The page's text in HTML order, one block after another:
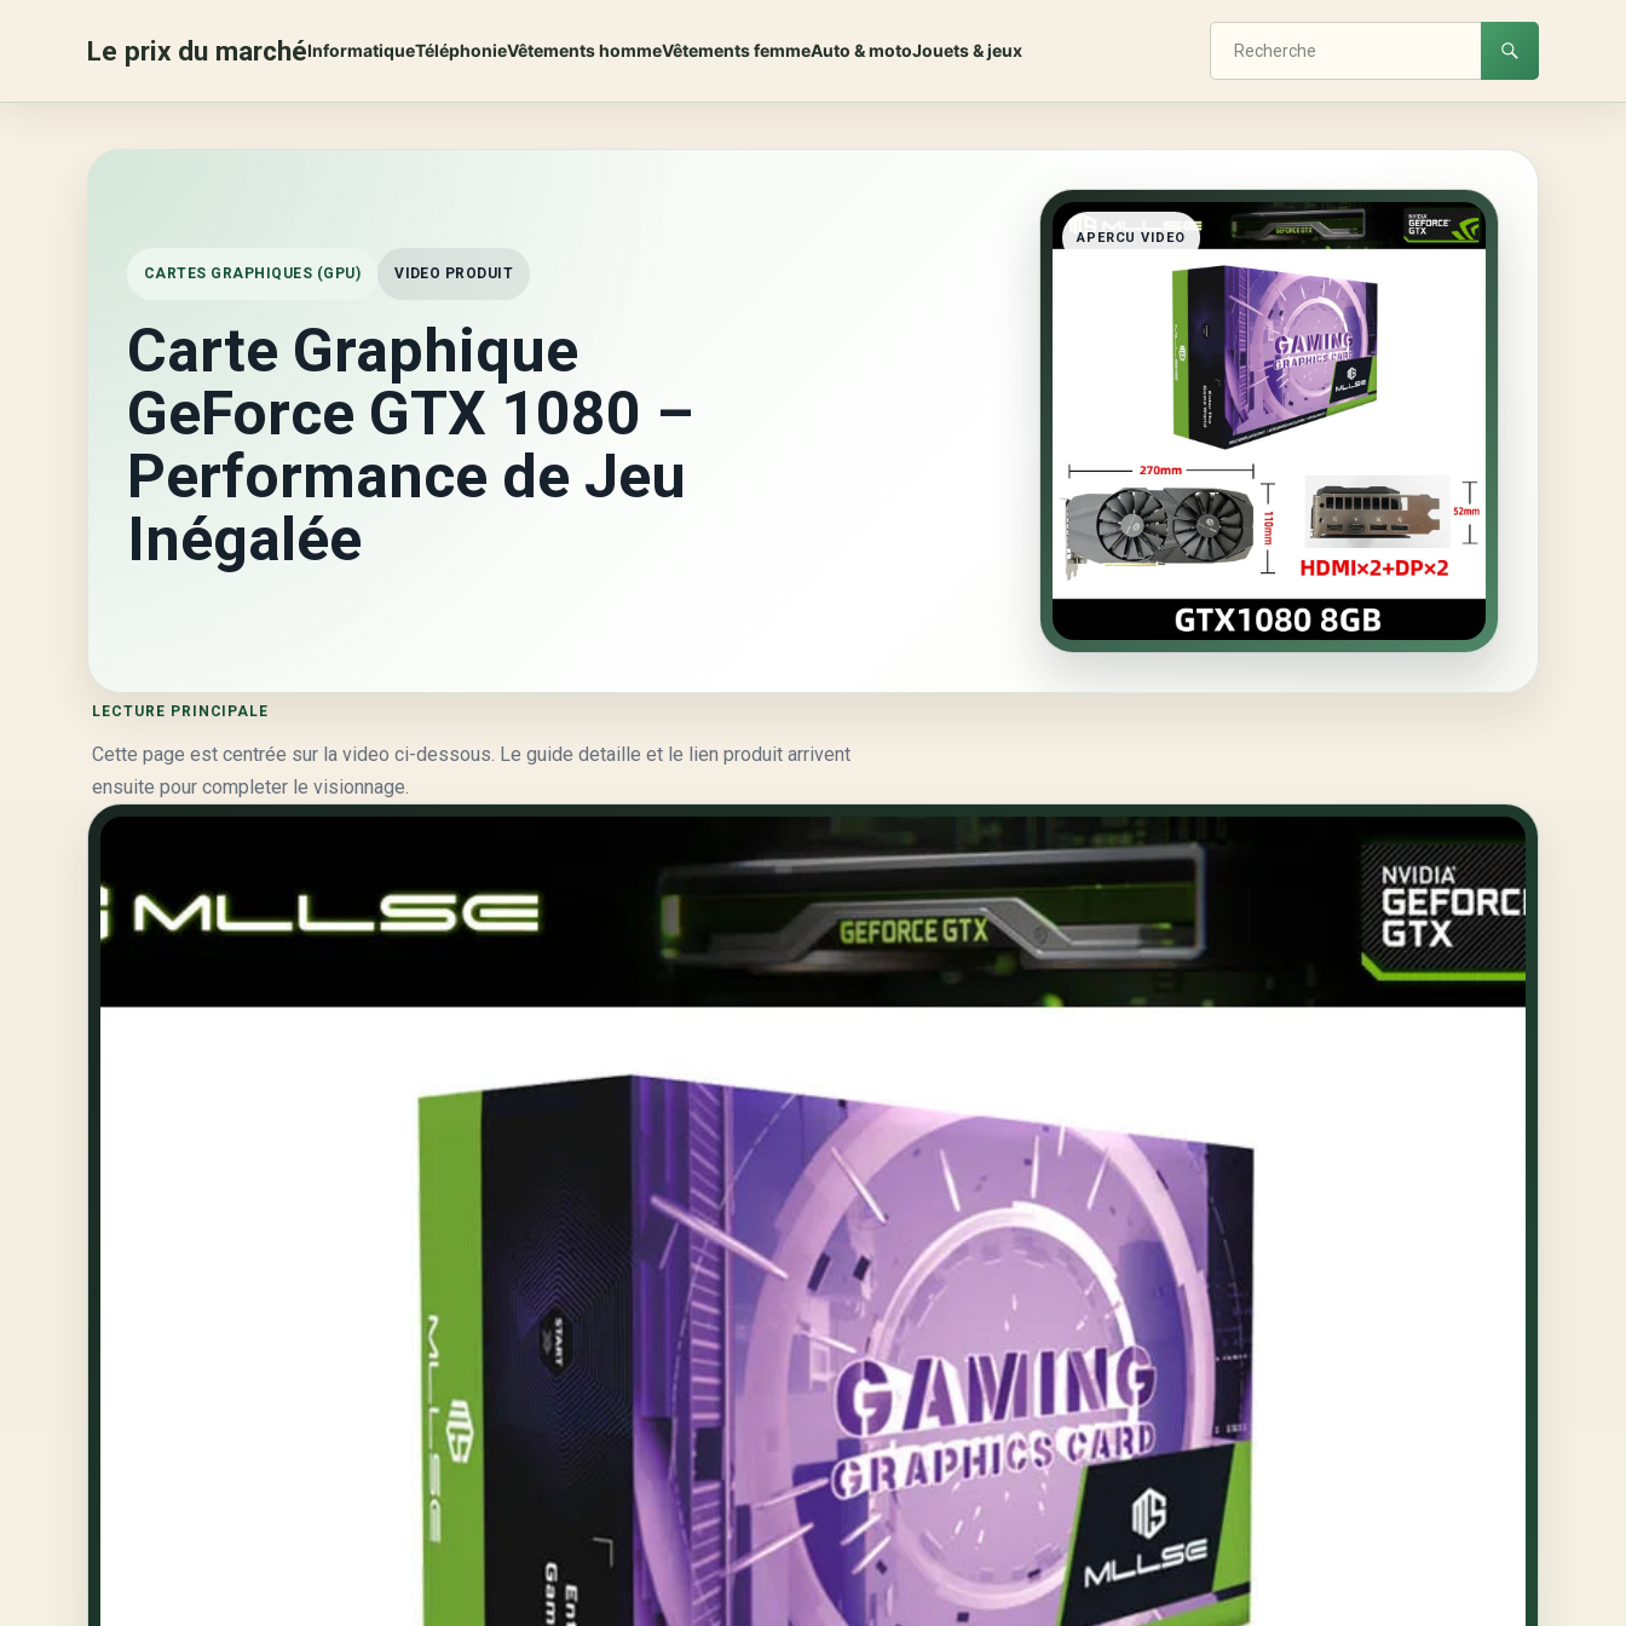
Le prix du marchéInformatiqueTéléphonieVêtements hommeVêtements femmeAuto & motoJouets & jeux
CARTES GRAPHIQUES (GPU) VIDEO PRODUIT
Carte Graphique
GeForce GTX 1080 –
Performance de Jeu
Inégalée
APERCU VIDEO
LECTURE PRINCIPALE
Cette page est centrée sur la video ci-dessous. Le guide detaille et le lien produit arrivent
ensuite pour completer le visionnage.